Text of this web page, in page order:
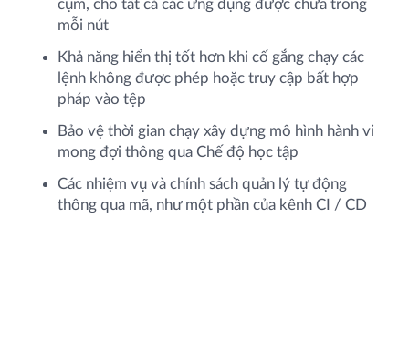
cụm, cho tất cả các ứng dụng được chứa trong
mỗi nút
Khả năng hiển thị tốt hơn khi cố gắng chạy các
lệnh không được phép hoặc truy cập bất hợp
pháp vào tệp
Bảo vệ thời gian chạy xây dựng mô hình hành vi
mong đợi thông qua Chế độ học tập
Các nhiệm vụ và chính sách quản lý tự động
thông qua mã, như một phần của kênh CI / CD